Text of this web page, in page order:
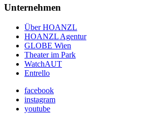
Unternehmen
Über HOANZL
HOANZL Agentur
GLOBE Wien
Theater im Park
WatchAUT
Entrello
facebook
instagram
youtube